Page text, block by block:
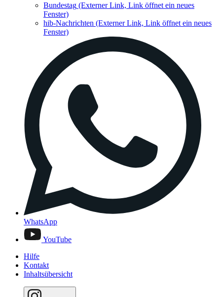
Bundestag (Externer Link, Link öffnet ein neues
Fenster)
hib-Nachrichten (Externer Link, Link öffnet ein neues
Fenster)
WhatsApp
YouTube
Hilfe
Kontakt
Inhaltsübersicht